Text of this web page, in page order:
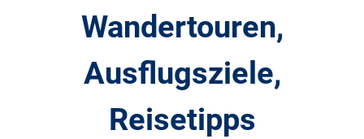
Wandertouren,
Ausflugsziele,
Reisetipps